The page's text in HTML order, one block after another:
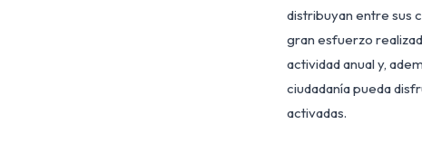
distribuyan entre sus
gran esfuerzo
actividad anual y,
ciudadanía pueda
activadas.